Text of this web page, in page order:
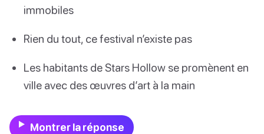
immobiles
Rien du tout, ce festival n’existe pas
Les habitants de Stars Hollow se promènent en
ville avec des œuvres d’art à la main
Montrer la réponse